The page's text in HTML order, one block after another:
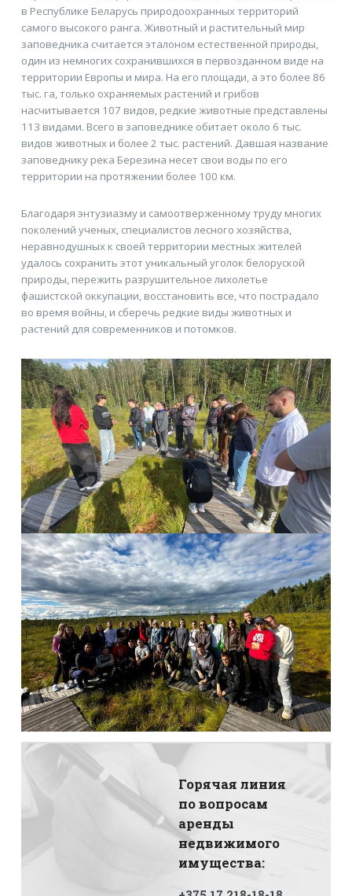
в Республике Беларусь природоохранных территорий
самого высокого ранга. Животный и растительный мир
заповедника считается эталоном естественной природы,
один из немногих сохранившихся в первозданном виде на
территории Европы и мира. На его площади, а это более 86
тыс. га, только охраняемых растений и грибов
насчитывается 107 видов, редкие животные представлены
113 видами. Всего в заповеднике обитает около 6 тыс.
видов животных и более 2 тыс. растений. Давшая название
заповеднику река Березина несет свои воды по его
территории на протяжении более 100 км.
Благодаря энтузиазму и самоотверженному труду многих
поколений ученых, специалистов лесного хозяйства,
неравнодушных к своей территории местных жителей
удалось сохранить этот уникальный уголок белоруской
природы, пережить разрушительное лихолетье
фашистской оккупации, восстановить все, что пострадало
во время войны, и сберечь редкие виды животных и
растений для современников и потомков.
Горячая линия
по вопросам
аренды
недвижимого
имущества: